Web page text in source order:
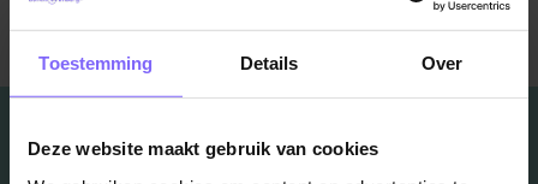
Toestemming Details Over
Deze website maakt gebruik van cookies